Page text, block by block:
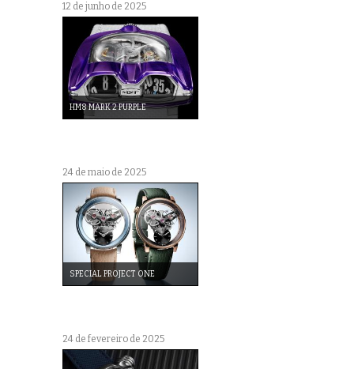
12 de junho de 2025
HM8 MARK 2 PURPLE
24 de maio de 2025
SPECIAL PROJECT ONE
24 de fevereiro de 2025